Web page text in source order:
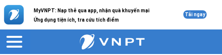
MyVNPT: Nạp thẻ qua app, nhận quà khuyến mại
Ứng dụng tiện ích, tra cứu tích điểm
Tải ngay